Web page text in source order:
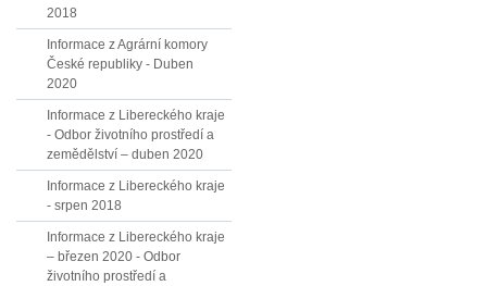
2018
Informace z Agrární komory
České republiky - Duben
2020
Informace z Libereckého kraje
- Odbor životního prostředí a
zemědělství – duben 2020
Informace z Libereckého kraje
- srpen 2018
Informace z Libereckého kraje
– březen 2020 - Odbor
životního prostředí a